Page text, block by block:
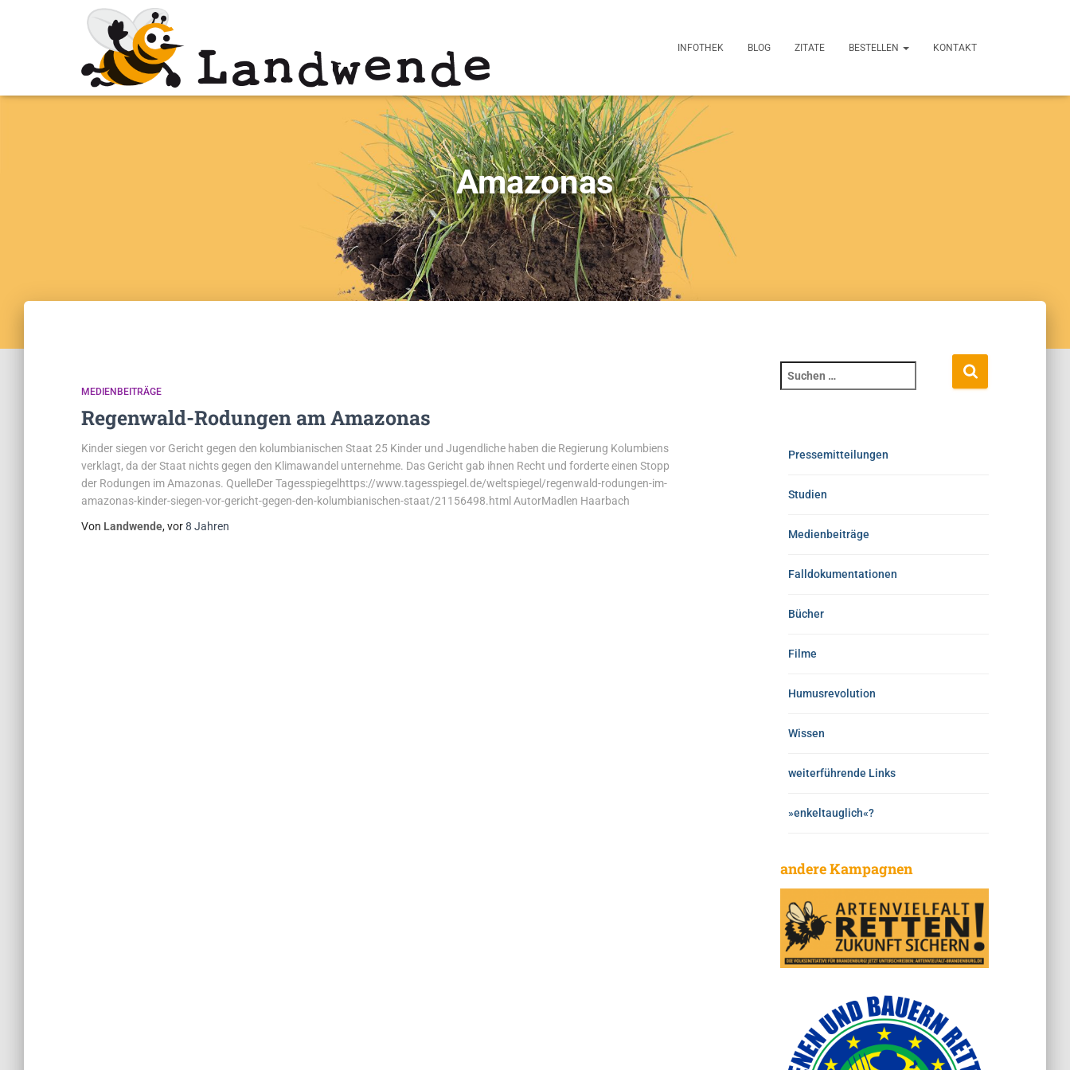
INFOTHEK BLOG ZITATE BESTELLEN KONTAKT
Amazonas
MEDIENBEITRÄGE
Regenwald-Rodungen am Amazonas
Kinder siegen vor Gericht gegen den kolumbianischen Staat 25 Kinder und Jugendliche haben die Regierung Kolumbiens
verklagt, da der Staat nichts gegen den Klimawandel unternehme. Das Gericht gab ihnen Recht und forderte einen Stopp
der Rodungen im Amazonas. QuelleDer Tagesspiegelhttps://www.tagesspiegel.de/weltspiegel/regenwald-rodungen-im-
amazonas-kinder-siegen-vor-gericht-gegen-den-kolumbianischen-staat/21156498.html AutorMadlen Haarbach
Von Landwende, vor8 Jahren
Pressemitteilungen
Studien
Medienbeiträge
Falldokumentationen
Bücher
Filme
Humusrevolution
Wissen
weiterführende Links
»enkeltauglich«?
andere Kampagnen